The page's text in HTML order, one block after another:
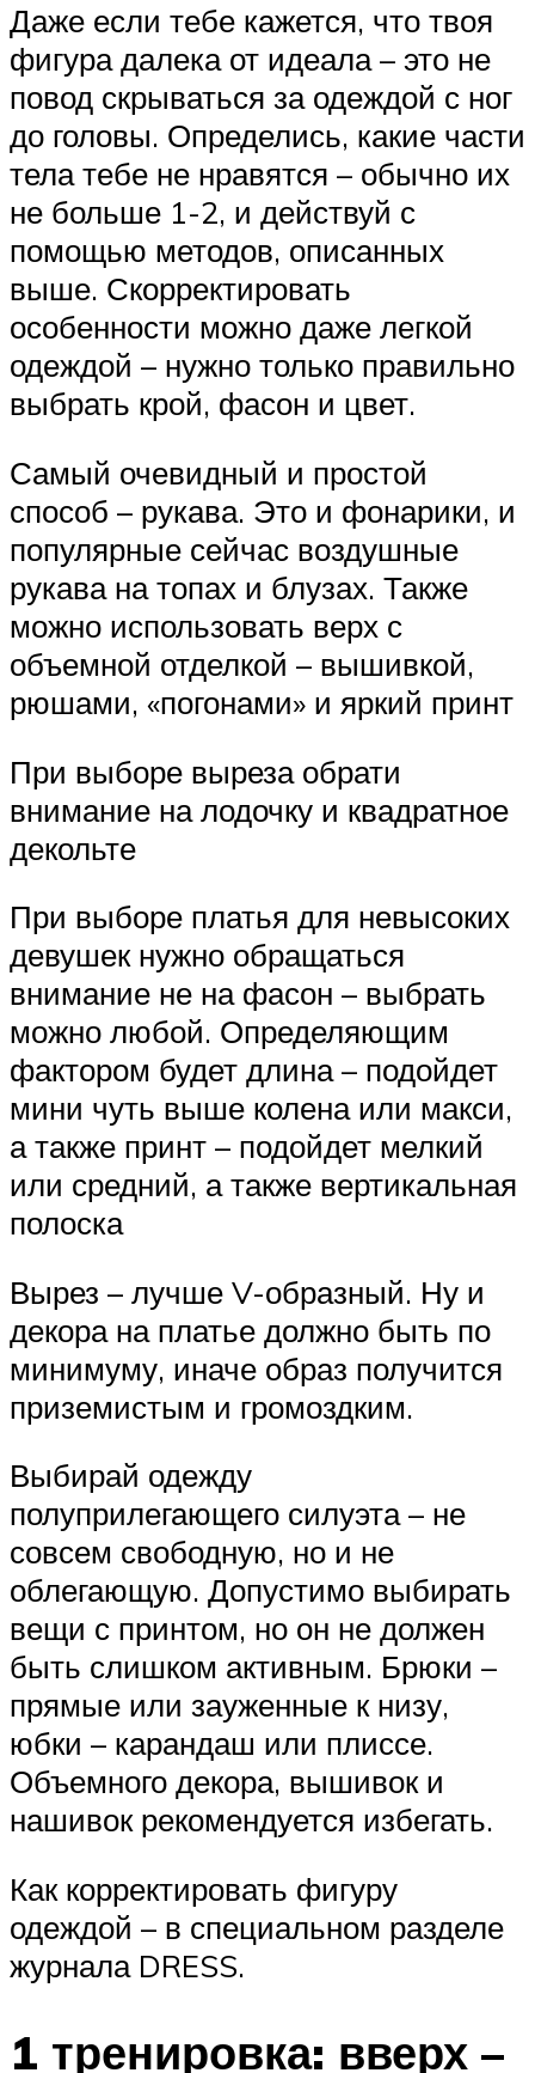
Даже если тебе кажется, что твоя
фигура далека от идеала – это не
повод скрываться за одеждой с ног
до головы. Определись, какие части
тела тебе не нравятся – обычно их
не больше 1-2, и действуй с
помощью методов, описанных
выше. Скорректировать
особенности можно даже легкой
одеждой – нужно только правильно
выбрать крой, фасон и цвет.
Самый очевидный и простой
способ – рукава. Это и фонарики, и
популярные сейчас воздушные
рукава на топах и блузах. Также
можно использовать верх с
объемной отделкой – вышивкой,
рюшами, «погонами» и яркий принт
При выборе выреза обрати
внимание на лодочку и квадратное
декольте
При выборе платья для невысоких
девушек нужно обращаться
внимание не на фасон – выбрать
можно любой. Определяющим
фактором будет длина – подойдет
мини чуть выше колена или макси,
а также принт – подойдет мелкий
или средний, а также вертикальная
полоска
Вырез – лучше V-образный. Ну и
декора на платье должно быть по
минимуму, иначе образ получится
приземистым и громоздким.
Выбирай одежду
полуприлегающего силуэта – не
совсем свободную, но и не
облегающую. Допустимо выбирать
вещи с принтом, но он не должен
быть слишком активным. Брюки –
прямые или зауженные к низу,
юбки – карандаш или плиссе.
Объемного декора, вышивок и
нашивок рекомендуется избегать.
Как корректировать фигуру
одеждой – в специальном разделе
журнала DRESS.
1 тренировка: вверх –